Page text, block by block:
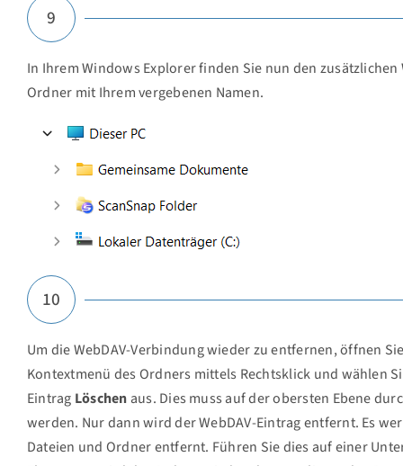
9
In Ihrem Windows Explorer finden Sie nun den zusätzlichen
Ordner mit Ihrem vergebenen Namen.
10
Um die WebDAV-Verbindung wieder zu entfernen, öffnen
Kontextmenü des Ordners mittels Rechtsklick und wählen
Eintrag Löschen aus. Dies muss auf der obersten Ebene
werden. Nur dann wird der WebDAV-Eintrag entfernt. Es
Dateien und Ordner entfernt. Führen Sie dies auf einer